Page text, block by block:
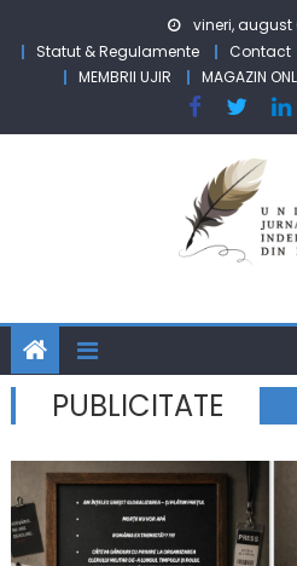
vineri, august
Statut & Regulamente
Contact
MEMBRII UJIR
MAGAZIN
PUBLICITATE